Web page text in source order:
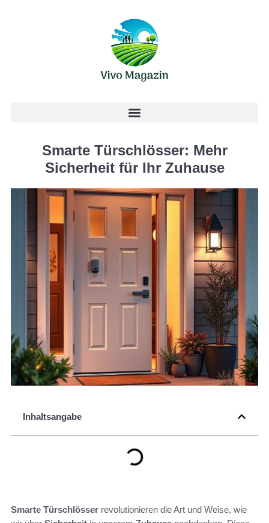
Smarte Türschlösser: Mehr
Sicherheit für Ihr Zuhause
Inhaltsangabe
Smarte Türschlösser revolutionieren die Art und Weise, wie